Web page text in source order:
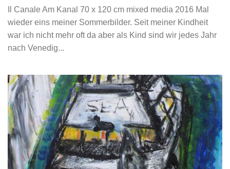
Il Canale Am Kanal 70 x 120 cm mixed media 2016 Mal
wieder eins meiner Sommerbilder. Seit meiner Kindheit
war ich nicht mehr oft da aber als Kind sind wir jedes Jahr
nach Venedig...